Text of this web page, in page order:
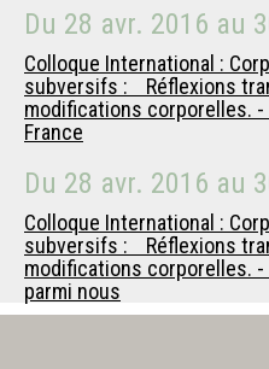
Du 28 avr. 2016 au
Colloque International :
subversifs : Réflexions
modifications corporelles.
France
Du 28 avr. 2016 au
Colloque International :
subversifs : Réflexions
modifications corporelles.
parmi nous